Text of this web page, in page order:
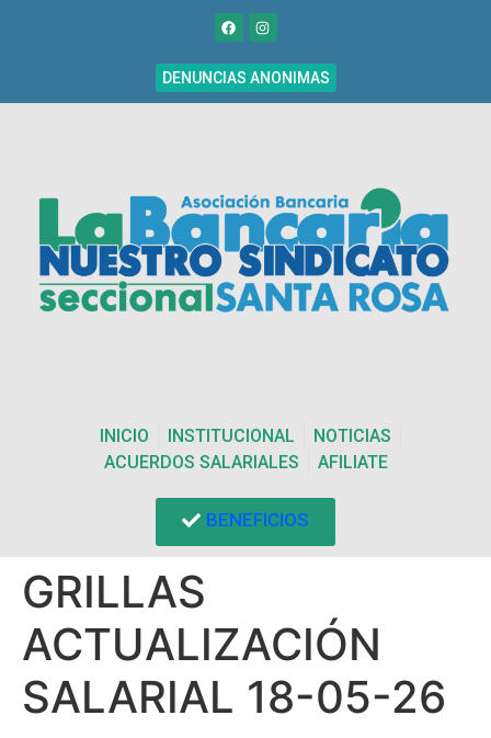
DENUNCIAS ANONIMAS
INICIO INSTITUCIONAL
NOTICIAS
ACUERDOS SALARIALES
AFILIATE
BENEFICIOS
GRILLAS
ACTUALIZACIÓN
SALARIAL 18-05-26